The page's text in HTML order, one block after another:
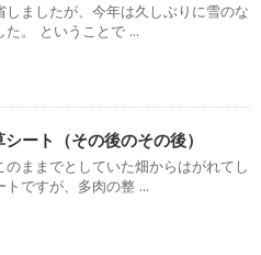
しましたが、今年は久しぶりに雪のな
た。 ということで ...
ート（その後のその後）
のままでとしていた畑からはがれてし
トですが、多肉の整 ...